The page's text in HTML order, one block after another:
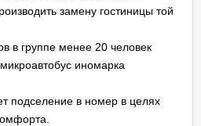
замену гостиницы той
в группе менее 20 человек
иномарка
подселение в номер в целях